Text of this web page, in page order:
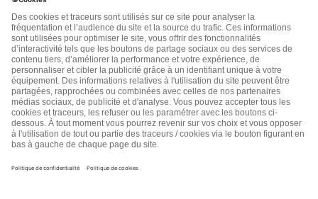
jamais échangée. Pour consulter notre politique de confidentialité,
cliquez ici.
Accueil
Politique de confidentialité
Cookies